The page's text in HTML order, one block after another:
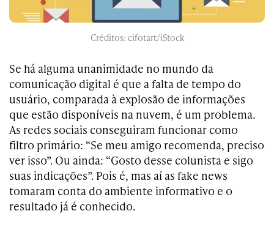
Créditos: cifotart/iStock
Se há alguma unanimidade no mundo da
comunicação digital é que a falta de tempo do
usuário, comparada à explosão de informações
que estão disponíveis na nuvem, é um problema.
As redes sociais conseguiram funcionar como
filtro primário: “Se meu amigo recomenda, preciso
ver isso”. Ou ainda: “Gosto desse colunista e sigo
suas indicações”. Pois é, mas aí as fake news
tomaram conta do ambiente informativo e o
resultado já é conhecido.